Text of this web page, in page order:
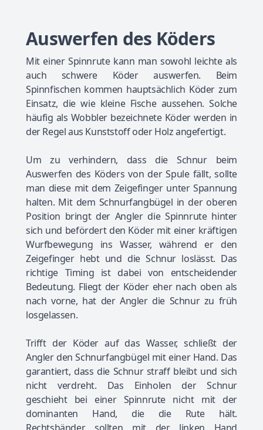
Auswerfen des Köders
Mit einer Spinnrute kann man sowohl leichte als
auch schwere Köder auswerfen. Beim
Spinnfischen kommen hauptsächlich Köder zum
Einsatz, die wie kleine Fische aussehen. Solche
häufig als Wobbler bezeichnete Köder werden in
der Regel aus Kunststoff oder Holz angefertigt.
Um zu verhindern, dass die Schnur beim
Auswerfen des Köders von der Spule fällt, sollte
man diese mit dem Zeigefinger unter Spannung
halten. Mit dem Schnurfangbügel in der oberen
Position bringt der Angler die Spinnrute hinter
sich und befördert den Köder mit einer kräftigen
Wurfbewegung ins Wasser, während er den
Zeigefinger hebt und die Schnur loslässt. Das
richtige Timing ist dabei von entscheidender
Bedeutung. Fliegt der Köder eher nach oben als
nach vorne, hat der Angler die Schnur zu früh
losgelassen.
Trifft der Köder auf das Wasser, schließt der
Angler den Schnurfangbügel mit einer Hand. Das
garantiert, dass die Schnur straff bleibt und sich
nicht verdreht. Das Einholen der Schnur
geschieht bei einer Spinnrute nicht mit der
dominanten Hand, die die Rute hält.